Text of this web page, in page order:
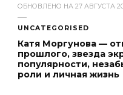
ОБНОВЛЕНО НА 27 АВГУСТА
UNCATEGORISED
Катя Моргунова —
прошлого, звезда
популярности,
роли и личная жизнь